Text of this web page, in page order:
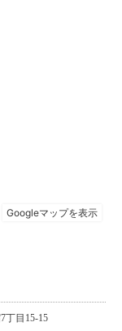
丁目15-15